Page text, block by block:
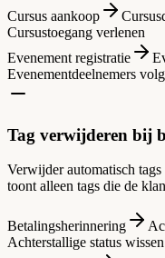
Cursus aankoop
Cursustoegang verlenen
Evenement registratie
Evenementdeelnemers
Tag verwijderen bij
Verwijder automatisch
toont alleen tags die de
Betalingsherinnering
Achterstallige status wissen